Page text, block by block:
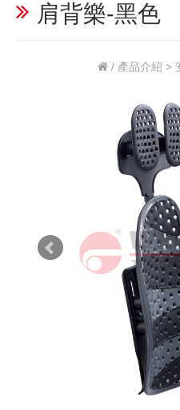
肩背樂-黑色
/ 產品介紹 >